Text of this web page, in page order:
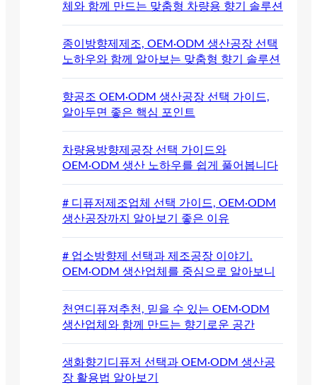
체와 함께 만드는 맞춤형 차량용 향기 솔루션
종이방향제제조, OEM·ODM 생산공장 선택
노하우와 함께 알아보는 맞춤형 향기 솔루션
향공조 OEM·ODM 생산공장 선택 가이드,
알아두면 좋은 핵심 포인트
차량용방향제공장 선택 가이드와
OEM·ODM 생산 노하우를 쉽게 풀어봅니다
# 디퓨저제조업체 선택 가이드, OEM·ODM
생산공장까지 알아보기 좋은 이유
# 업소방향제 선택과 제조공장 이야기.
OEM·ODM 생산업체를 중심으로 알아보니
천연디퓨져추천, 믿을 수 있는 OEM·ODM
생산업체와 함께 만드는 향기로운 공간
생화향기디퓨저 선택과 OEM·ODM 생산공
장 활용법 알아보기